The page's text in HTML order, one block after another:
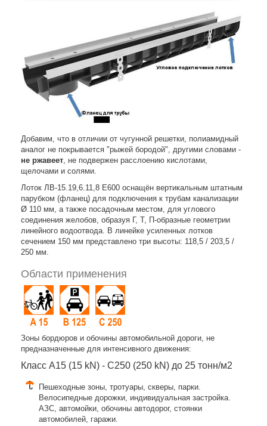
Добавим, что в отличии от чугунной решетки, полиамидный
аналог не покрывается "рыжей бородой", другими словами -
не ржавеет , не подвержен расслоению кислотами,
щелочами и солями.
Лоток ЛВ-15.19,6.11,8 Е600 оснащён вертикальным штатным
парубком (фланец) для подключения к трубам канализации
Ø 110 мм, а также посадочным местом, для углового
соединения желобов, образуя Г, Т, П-образные геометрии
линейного водоотвода. В линейке усиленных лотков
сечением 150 мм представлено три высоты: 118,5 / 203,5 /
250 мм.
Области применения
Зоны бордюров и обочины автомобильной дороги, не
предназначенные для интенсивного движения:
Класс A15 (15 kN) - C250 (250 kN) до 25 тонн/м2
Пешеходные зоны, тротуары, скверы, парки.
Велосипедные дорожки, индивидуальная застройка.
АЗС, автомойки, обочины автодорог, стоянки
автомобилей, гаражи.